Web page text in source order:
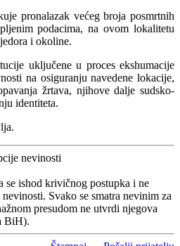
pronalazak većeg broja posmrtnih
podacima, na ovom lokalitetu
i okoline.
uključene u proces ekshumacije
na osiguranju navedene lokacije,
žrtava, njihove dalje sudsko-
identiteta.
nevinosti
se ishod krivičnog postupka i ne
Svako se smatra nevinim za
presudom ne utvrdi njegova
BiH).